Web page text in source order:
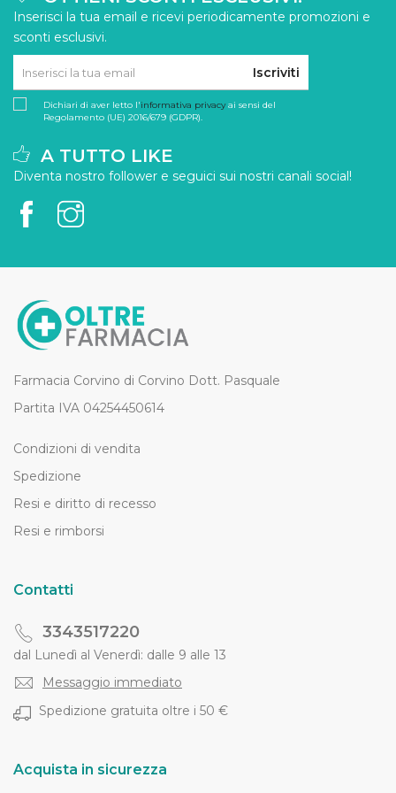
Inserisci la tua email e ricevi periodicamente promozioni e
sconti esclusivi.
Iscriviti
Dichiari di aver letto l'informativa privacyai sensi del
Regolamento (UE) 2016/679 (GDPR).
A TUTTO LIKE
Diventa nostro follower e seguici sui nostri canali social!
Farmacia Corvino di Corvino Dott. Pasquale
Partita IVA 04254450614
Condizioni di vendita
Spedizione
Resi e diritto di recesso
Resi e rimborsi
Contatti
3343517220
dal Lunedì al Venerdì: dalle 9 alle 13
Messaggio immediato
Spedizione gratuita oltre i 50 €
Acquista in sicurezza